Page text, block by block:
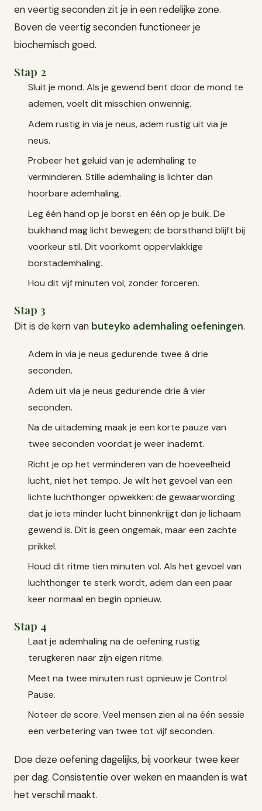
en veertig seconden zit je in een redelijke zone.
Boven de veertig seconden functioneer je
biochemisch goed.
Stap 2
Sluit je mond. Als je gewend bent door de mond te
ademen, voelt dit misschien onwennig.
Adem rustig in via je neus, adem rustig uit via je
neus.
Probeer het geluid van je ademhaling te
verminderen. Stille ademhaling is lichter dan
hoorbare ademhaling.
Leg één hand op je borst en één op je buik. De
buikhand mag licht bewegen; de borsthand blijft bij
voorkeur stil. Dit voorkomt oppervlakkige
borstademhaling.
Hou dit vijf minuten vol, zonder forceren.
Stap 3
Dit is de kern van buteyko ademhaling oefeningen.
Adem in via je neus gedurende twee à drie
seconden.
Adem uit via je neus gedurende drie à vier
seconden.
Na de uitademing maak je een korte pauze van
twee seconden voordat je weer inademt.
Richt je op het verminderen van de hoeveelheid
lucht, niet het tempo. Je wilt het gevoel van een
lichte luchthonger opwekken: de gewaarwording
dat je iets minder lucht binnenkrijgt dan je lichaam
gewend is. Dit is geen ongemak, maar een zachte
prikkel.
Houd dit ritme tien minuten vol. Als het gevoel van
luchthonger te sterk wordt, adem dan een paar
keer normaal en begin opnieuw.
Stap 4
Laat je ademhaling na de oefening rustig
terugkeren naar zijn eigen ritme.
Meet na twee minuten rust opnieuw je Control
Pause.
Noteer de score. Veel mensen zien al na één sessie
een verbetering van twee tot vijf seconden.
Doe deze oefening dagelijks, bij voorkeur twee keer
per dag. Consistentie over weken en maanden is wat
het verschil maakt.